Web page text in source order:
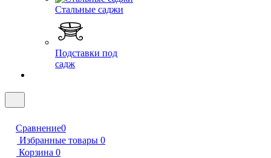
Стальные саджи
Подставки под
садж
Сравнение0
Избранные товары 0
Корзина 0